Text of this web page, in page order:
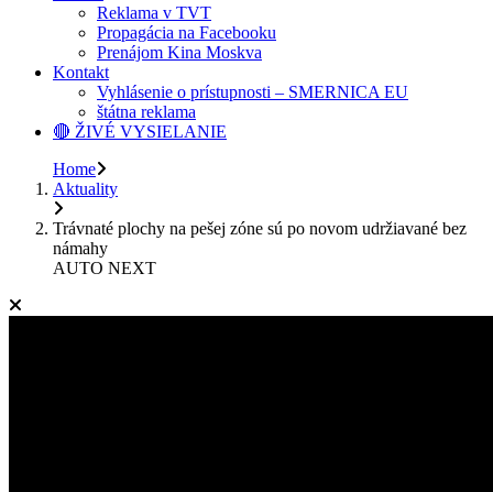
Reklama v TVT
Propagácia na Facebooku
Prenájom Kina Moskva
Kontakt
Vyhlásenie o prístupnosti – SMERNICA EU
štátna reklama
🔴 ŽIVÉ VYSIELANIE
Home
Aktuality
Trávnaté plochy na pešej zóne sú po novom udržiavané bez
námahy
AUTO NEXT